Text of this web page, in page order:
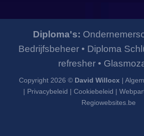
Diploma's:
Bedrijfsbeheer• Diploma
refresher •
Copyright 2026 © David Willocx |
| Privacybeleid | Cookiebeleid |
Regiowebsites.be